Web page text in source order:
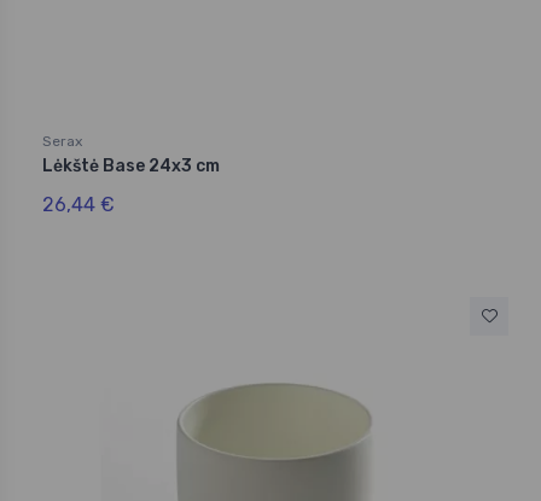
Serax
Lėkštė Base 24x3 cm
26,44 €